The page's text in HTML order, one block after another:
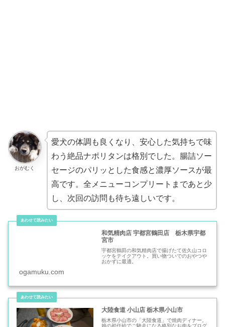
おがむく
愛犬の体調も良くなり、安心した気持ちで味
わう絶品ナポリタンは格別でした。腸詰ソー
セージのパリッとした食感と濃厚ソースが最
高です。全メニューコンプリートまであと少
し、次回の訪問も待ち遠しいです。
和気精肉店 宇都宮鶴田店 栃木県宇都
宮市
宇都宮鶴田の和気精肉店で揚げたて佐久山コロ
ッケをテイクアウト。買い物ついでのおやつや
おかずに最適。
ogamuku.com
大陸食道 小山店 栃木県小山市
栃木県小山市の「大陸食道」で焼肉ディナー。
娘の初任給でご馳走になる格別なお肉をブログ